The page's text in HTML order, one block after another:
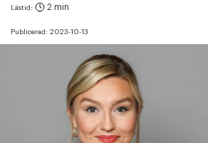
Publicerad: 2023-10-13
Lästid: 2 min